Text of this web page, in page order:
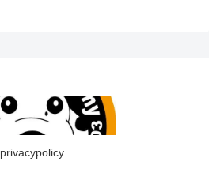
privacypolicy